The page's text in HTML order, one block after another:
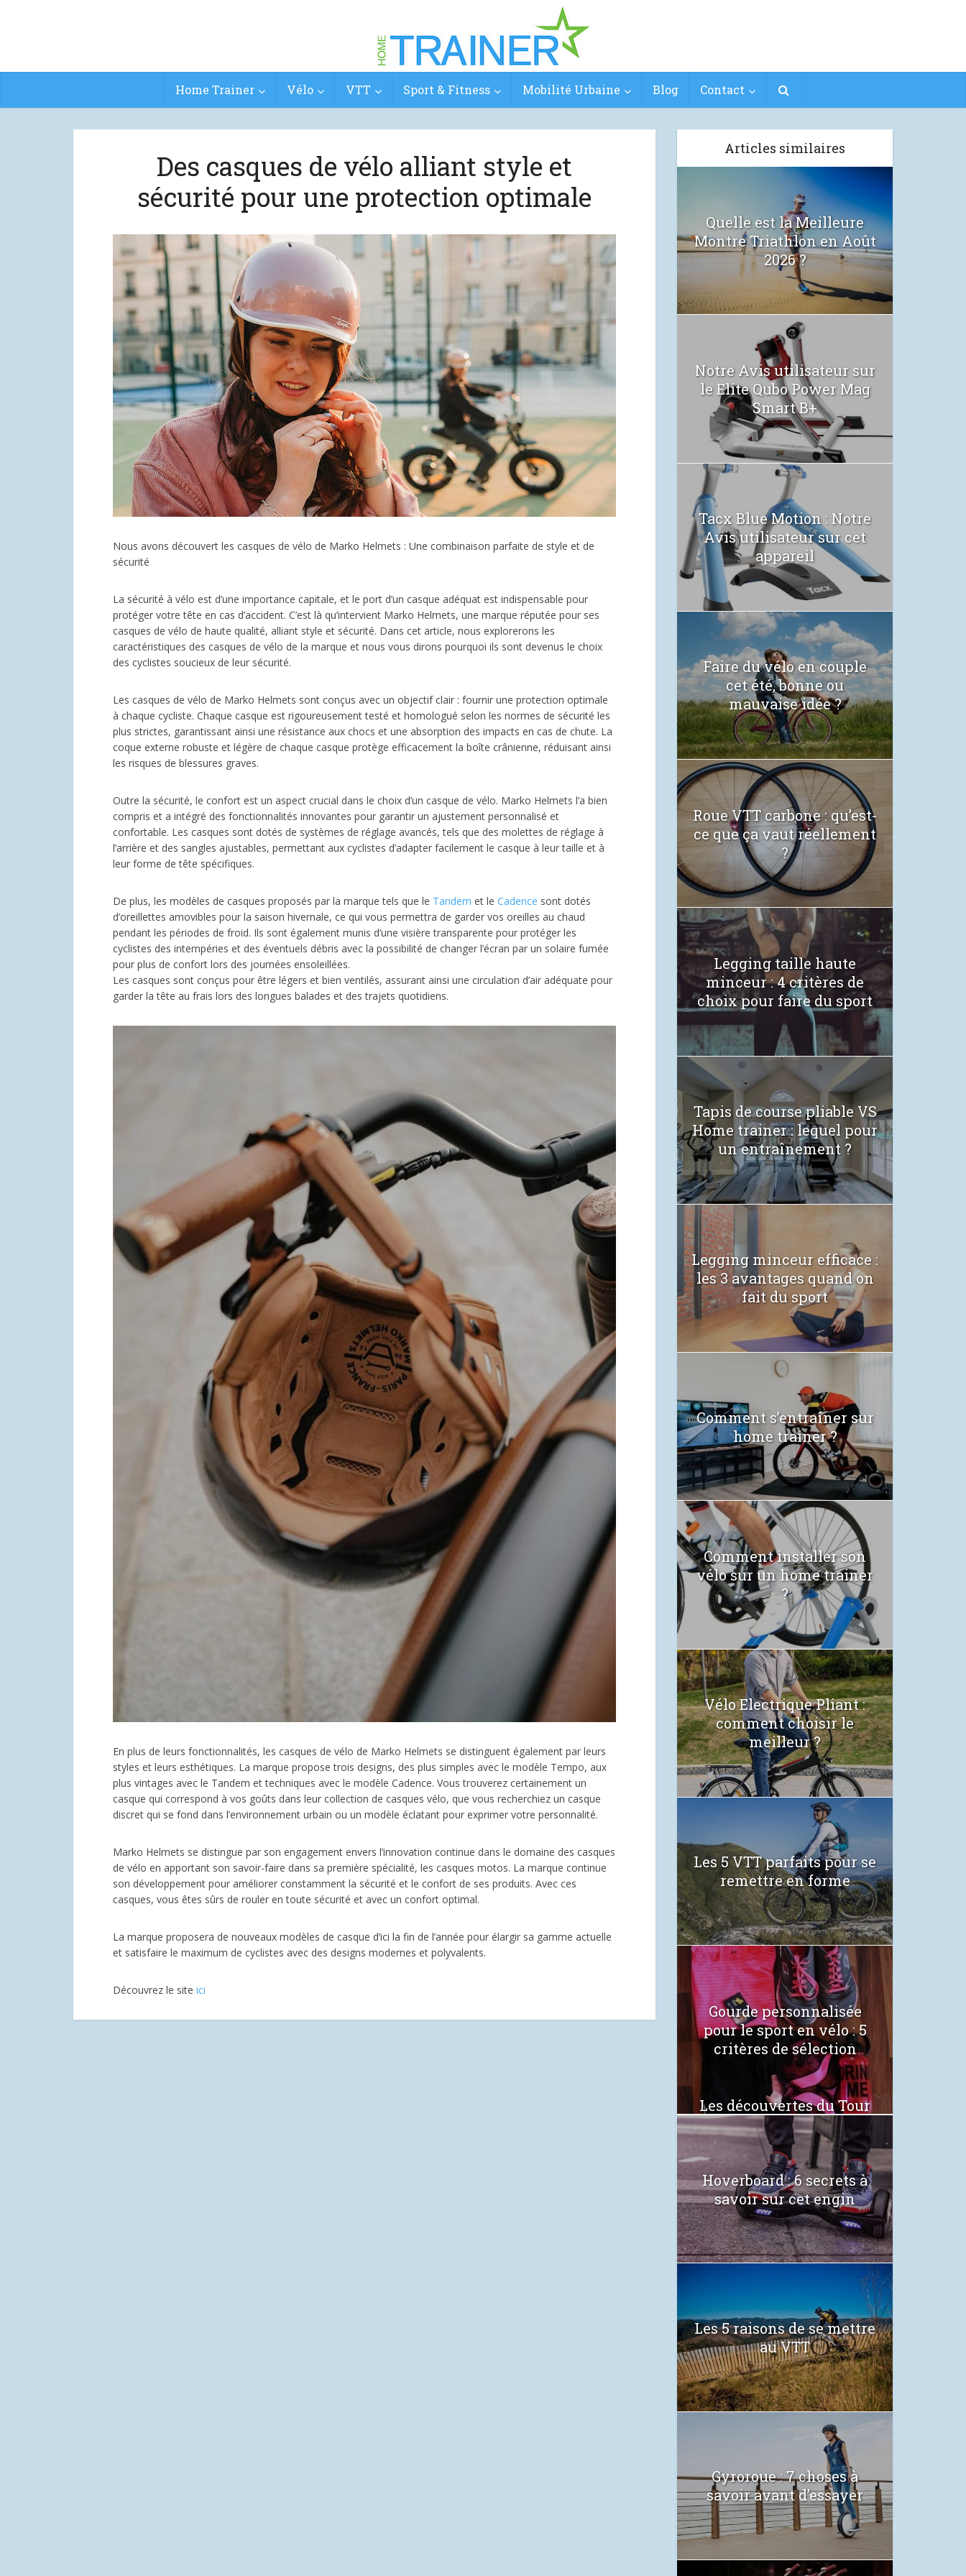
Home Trainer Vélo VTT Sport & Fitness Mobilité Urbaine Blog Contact
Des casques de vélo alliant style et
sécurité pour une protection optimale
Nous avons découvert les casques de vélo de Marko Helmets : Une combinaison parfaite de style et de
sécurité
La sécurité à vélo est d’une importance capitale, et le port d’un casque adéquat est indispensable pour
protéger votre tête en cas d’accident. C’est là qu’intervient Marko Helmets, une marque réputée pour ses
casques de vélo de haute qualité, alliant style et sécurité. Dans cet article, nous explorerons les
caractéristiques des casques de vélo de la marque et nous vous dirons pourquoi ils sont devenus le choix
des cyclistes soucieux de leur sécurité.
Les casques de vélo de Marko Helmets sont conçus avec un objectif clair : fournir une protection optimale
à chaque cycliste. Chaque casque est rigoureusement testé et homologué selon les normes de sécurité les
plus strictes, garantissant ainsi une résistance aux chocs et une absorption des impacts en cas de chute. La
coque externe robuste et légère de chaque casque protège efficacement la boîte crânienne, réduisant ainsi
les risques de blessures graves.
Outre la sécurité, le confort est un aspect crucial dans le choix d’un casque de vélo. Marko Helmets l’a bien
compris et a intégré des fonctionnalités innovantes pour garantir un ajustement personnalisé et
confortable. Les casques sont dotés de systèmes de réglage avancés, tels que des molettes de réglage à
l’arrière et des sangles ajustables, permettant aux cyclistes d’adapter facilement le casque à leur taille et à
leur forme de tête spécifiques.
De plus, les modèles de casques proposés par la marque tels que le Tandem et le Cadence sont dotés
d’oreillettes amovibles pour la saison hivernale, ce qui vous permettra de garder vos oreilles au chaud
pendant les périodes de froid. Ils sont également munis d’une visière transparente pour protéger les
cyclistes des intempéries et des éventuels débris avec la possibilité de changer l’écran par un solaire fumée
pour plus de confort lors des journées ensoleillées.
Les casques sont conçus pour être légers et bien ventilés, assurant ainsi une circulation d’air adéquate pour
garder la tête au frais lors des longues balades et des trajets quotidiens.
En plus de leurs fonctionnalités, les casques de vélo de Marko Helmets se distinguent également par leurs
styles et leurs esthétiques. La marque propose trois designs, des plus simples avec le modèle Tempo, aux
plus vintages avec le Tandem et techniques avec le modèle Cadence. Vous trouverez certainement un
casque qui correspond à vos goûts dans leur collection de casques vélo, que vous recherchiez un casque
discret qui se fond dans l’environnement urbain ou un modèle éclatant pour exprimer votre personnalité.
Marko Helmets se distingue par son engagement envers l’innovation continue dans le domaine des casques
de vélo en apportant son savoir-faire dans sa première spécialité, les casques motos. La marque continue
son développement pour améliorer constamment la sécurité et le confort de ses produits. Avec ces
casques, vous êtes sûrs de rouler en toute sécurité et avec un confort optimal.
La marque proposera de nouveaux modèles de casque d’ici la fin de l’année pour élargir sa gamme actuelle
et satisfaire le maximum de cyclistes avec des designs modernes et polyvalents.
Découvrez le site ici
Articles similaires
Quelle est la Meilleure
Montre Triathlon en Août
2026 ?
Notre Avis utilisateur sur
le Elite Qubo Power Mag
Smart B+
Tacx Blue Motion : Notre
Avis utilisateur sur cet
appareil
Faire du vélo en couple
cet été, bonne ou
mauvaise idée ?
Roue VTT carbone : qu’est-
ce que ça vaut réellement
?
Legging taille haute
minceur : 4 critères de
choix pour faire du sport
Tapis de course pliable VS
Home trainer : lequel pour
un entraînement ?
Legging minceur efficace :
les 3 avantages quand on
fait du sport
Comment s’entraîner sur
home trainer ?
Comment installer son
vélo sur un home trainer
?
Vélo Electrique Pliant :
comment choisir le
meilleur ?
Les 5 VTT parfaits pour se
remettre en forme
Gourde personnalisée
pour le sport en vélo : 5
critères de sélection
Les découvertes du Tour
de France 2021
Hoverboard : 6 secrets à
savoir sur cet engin
Les 5 raisons de se mettre
au VTT
Gyroroue : 7 choses à
savoir avant d’essayer